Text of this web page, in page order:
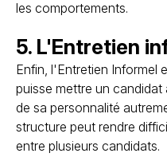
les comportements.
5. L'Entretien
Enfin, l'Entretien Informel
puisse mettre un
de sa personnalité
structure peut rendre
entre plusieurs candidats.